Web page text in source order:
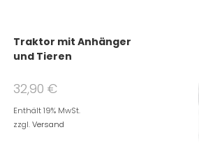
Traktor mit Anhänger
und Tieren
32,90 €
Enthält 19% MwSt.
zzgl.Versand